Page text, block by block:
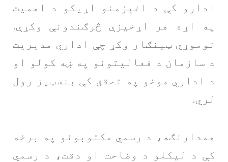
ادارو کې د اغېزمنو اړیکو د اهمیت
په اړه هر اړخیزې څرګندونې وکړې.
نوموړي ټینګار وکړ چې اداري مدیریت
د سازمان د فعالیتونو په ښه کولو او
د اداري موخو په تحقق کې بنسټیز رول
لري.
همدارنګه، د رسمي مکتوبونو په برخه
کې د لیکلو د وضاحت او دقت، د رسمي